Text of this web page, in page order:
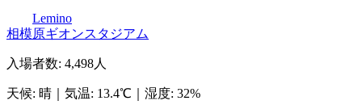
Lemino
相模原ギオンスタジアム
入場者数: 4,498人
天候: 晴 気温: 13.4℃ 湿度: 32%